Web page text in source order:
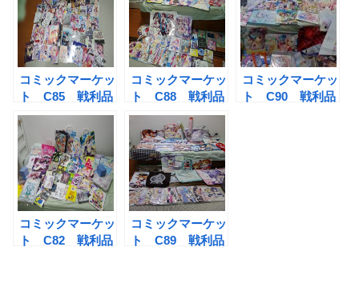
コミックマーケッ
ト C85 戦利品
まとめ
コミックマーケッ
ト C88 戦利品
まとめ
コミックマーケッ
ト C90 戦利品
コミックマーケッ
ト C82 戦利品
コミックマーケッ
ト C89 戦利品